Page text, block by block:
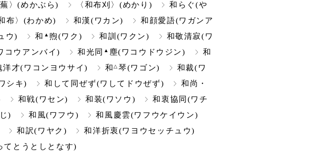
蕪〉(めかぶら) 〈和布刈〉(めかり)
和らぐ(や
布〉(わかめ) 和漢(ワカン)
和顔愛語(ワガンア
ウ) 和 ▲ 煦(ワク) 和訓(ワクン)
和敬清寂(ワ
コウアンバイ) 和光同 ▲ 塵(ワコウドウジン)
和
洋才(ワコンヨウサイ) 和△ 琴(ワゴン)
和裁(ワ
シキ) 和して同ぜず(ワしてドウぜず)
和尚・
和戦(ワセン) 和装(ワソウ)
和衷協同(ワチ
) 和風(ワフウ)
和風慶雲(ワフウケイウン)
和訳(ワヤク)
和洋折衷(ワヨウセッチュウ)
てとうとしとなす)